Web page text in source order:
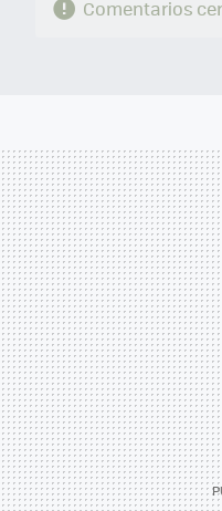
Comentarios